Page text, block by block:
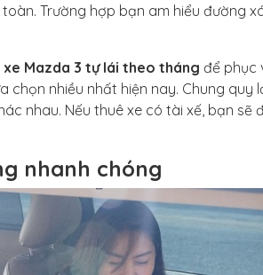
Trường hợp bạn am hiểu đường
Mazda 3 tự lái theo tháng để phục
chọn nhiều nhất hiện nay. Chung quy
nhau. Nếu thuê xe có tài xế, bạn
nhanh chóng